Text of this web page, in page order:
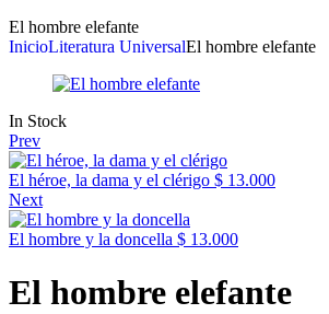
El hombre elefante
InicioLiteratura UniversalEl hombre elefante
In Stock
Prev
El héroe, la dama y el clérigo $ 13.000
Next
El hombre y la doncella $ 13.000
El hombre elefante